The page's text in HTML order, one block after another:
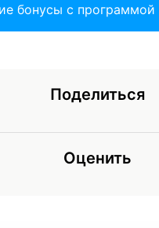
бонусы с программой
Поделиться
Оценить